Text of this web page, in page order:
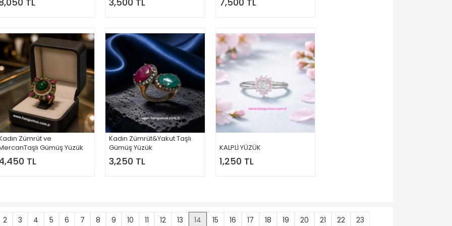
Zümrüt ve
Gümüş Yüzük
TL
Kadın Zümrüt&Yakut Taşlı
Gümüş Yüzük
3,250 TL
KALPLİ YÜZÜK
1,250 TL
2 3 4 5 6 7 8 9 10 11 12 13 14 15 16 17 18 19 20 21 22 23